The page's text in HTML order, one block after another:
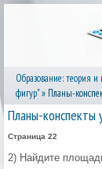
Образование: теория и
фигур"» Планы-
Планы-конспекты
Страница 22
2) Найдите